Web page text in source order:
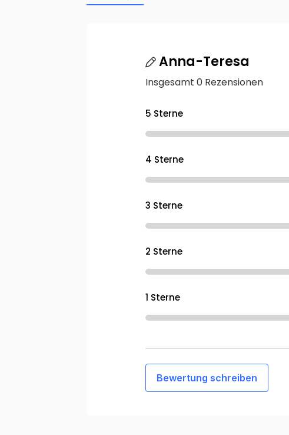
Anna-Teresa
Insgesamt 0 Rezensionen
5 Sterne
4 Sterne
3 Sterne
2 Sterne
1 Sterne
Bewertung schreiben